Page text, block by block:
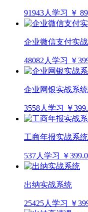
91943人学习 ￥
企业微信支付实
48082人学习 ￥
企业网银实战系
3558人学习 ￥
工商年报实战系统
537人学习 ￥
出纳实战系统
25425人学习 ￥